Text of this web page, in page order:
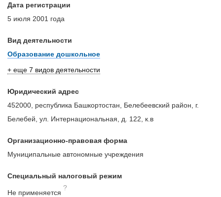
Дата регистрации
5 июля 2001 года
Вид деятельности
Образование дошкольное
+ еще 7 видов деятельности
Юридический адрес
452000, республика Башкортостан, Белебеевский район, г.
Белебей, ул. Интернациональная, д. 122, к.в
Организационно-правовая форма
Муниципальные автономные учреждения
Специальный налоговый режим
Не применяется
?